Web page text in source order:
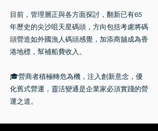
目前，管理層正與各方面探討，翻新已有65
年歷史的尖沙咀天星碼頭，方向包括考慮將碼
頭營造如外國漁人碼頭感覺，加添商舖成為香
港地標，幫補船費收入。
🎓營商者積極轉危為機，注入創新意念，優
化舊式營運，靈活變通是企業家必須實踐的營
運之道。